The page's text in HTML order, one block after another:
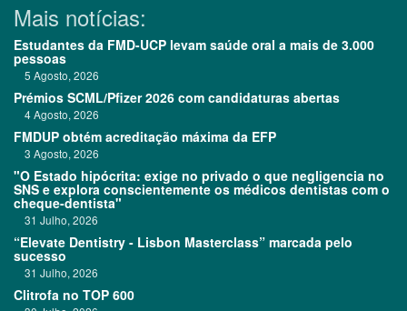
Mais notícias:
Estudantes da FMD-UCP levam saúde oral a mais de 3.000
pessoas
5 Agosto, 2026
Prémios SCML/Pfizer 2026 com candidaturas abertas
4 Agosto, 2026
FMDUP obtém acreditação máxima da EFP
3 Agosto, 2026
"O Estado hipócrita: exige no privado o que negligencia no
SNS e explora conscientemente os médicos dentistas com o
cheque-dentista"
31 Julho, 2026
“Elevate Dentistry - Lisbon Masterclass” marcada pelo
sucesso
31 Julho, 2026
Clitrofa no TOP 600